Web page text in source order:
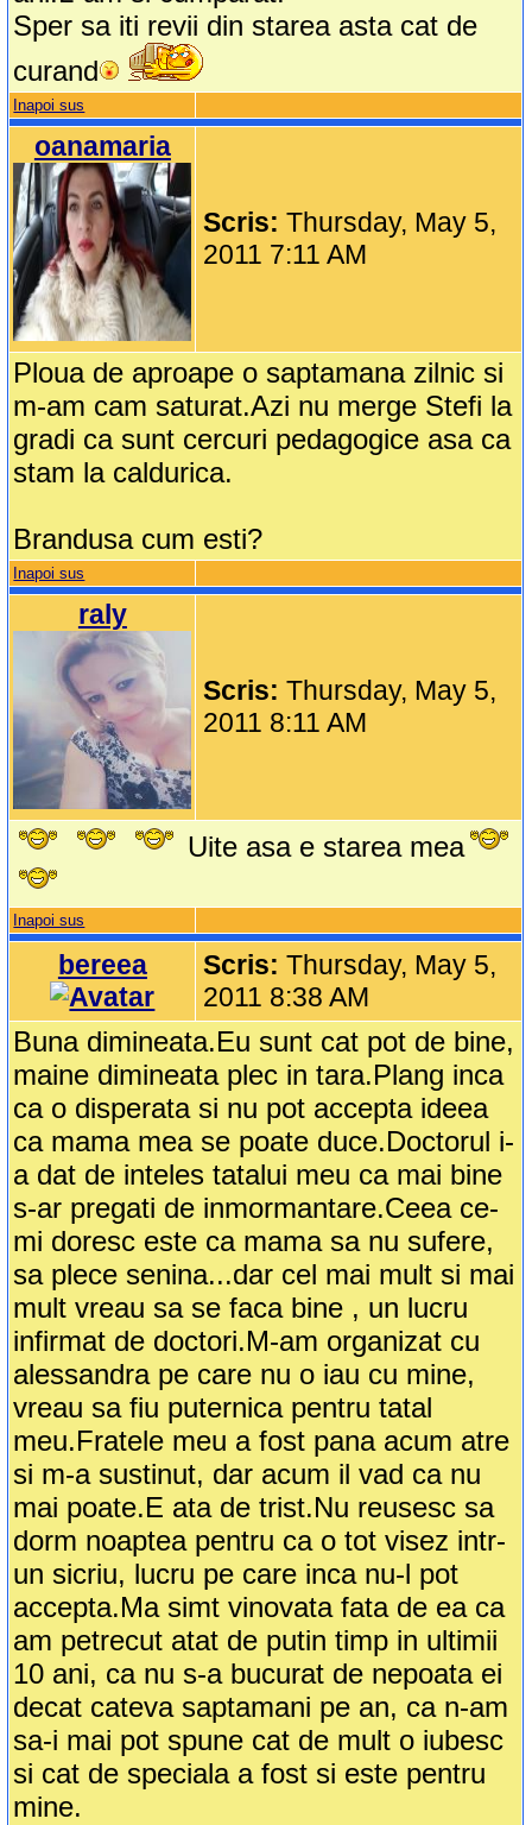
Sper sa iti revii din starea asta cat de
curand
Inapoi sus
oanamaria
Scris:Thursday, May 5,
2011 7:11 AM
Ploua de aproape o saptamana zilnic si
m-am cam saturat.Azi nu merge Stefi la
gradi ca sunt cercuri pedagogice asa ca
stam la caldurica.
Brandusa cum esti?
Inapoi sus
raly
Scris:Thursday, May 5,
2011 8:11 AM
Uite asa e starea mea
Inapoi sus
bereea Scris:Thursday, May 5,
2011 8:38 AM
Buna dimineata.Eu sunt cat pot de bine,
maine dimineata plec in tara.Plang inca
ca o disperata si nu pot accepta ideea
ca mama mea se poate duce.Doctorul i-
a dat de inteles tatalui meu ca mai bine
s-ar pregati de inmormantare.Ceea ce-
mi doresc este ca mama sa nu sufere,
sa plece senina...dar cel mai mult si mai
mult vreau sa se faca bine , un lucru
infirmat de doctori.M-am organizat cu
alessandra pe care nu o iau cu mine,
vreau sa fiu puternica pentru tatal
meu.Fratele meu a fost pana acum atre
si m-a sustinut, dar acum il vad ca nu
mai poate.E ata de trist.Nu reusesc sa
dorm noaptea pentru ca o tot visez intr-
un sicriu, lucru pe care inca nu-l pot
accepta.Ma simt vinovata fata de ea ca
am petrecut atat de putin timp in ultimii
10 ani, ca nu s-a bucurat de nepoata ei
decat cateva saptamani pe an, ca n-am
sa-i mai pot spune cat de mult o iubesc
si cat de speciala a fost si este pentru
mine.